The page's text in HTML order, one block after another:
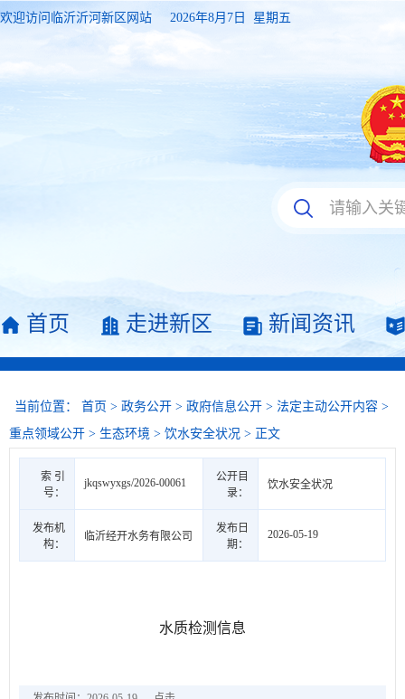
欢迎访问临沂沂河新区网站 2026年8月7日 星期五
首页 走进新区 新闻资讯
当前位置： 首页 > 政务公开 > 政府信息公开 > 法定主动公开内容 >
重点领域公开 > 生态环境 > 饮水安全状况 > 正文
索 引
号：
jkqswyxgs/2026-00061
公开目
录：
饮水安全状况
发布机
构：
临沂经开水务有限公司
发布日
期：
2026-05-19
水质检测信息